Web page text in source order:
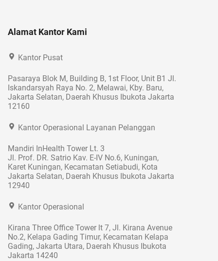
Alamat Kantor Kami
Kantor Pusat
Pasaraya Blok M, Building B, 1st Floor, Unit B1 Jl.
Iskandarsyah Raya No. 2, Melawai, Kby. Baru,
Jakarta Selatan, Daerah Khusus Ibukota Jakarta
12160
Kantor Operasional Layanan Pelanggan
Mandiri InHealth Tower Lt. 3
Jl. Prof. DR. Satrio Kav. E-IV No.6, Kuningan,
Karet Kuningan, Kecamatan Setiabudi, Kota
Jakarta Selatan, Daerah Khusus Ibukota Jakarta
12940
Kantor Operasional
Kirana Three Office Tower lt 7, Jl. Kirana Avenue
No.2, Kelapa Gading Timur, Kecamatan Kelapa
Gading, Jakarta Utara, Daerah Khusus Ibukota
Jakarta 14240